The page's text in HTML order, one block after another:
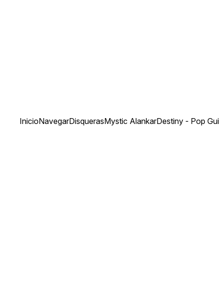
InicioNavegarDisquerasMystic AlankarDestiny - Pop